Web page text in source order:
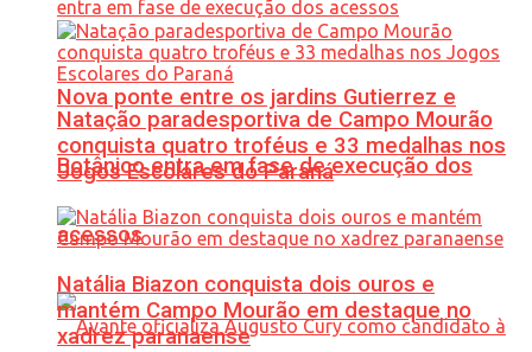
Nova ponte entre os jardins Gutierrez e
Botânico entra em fase de execução dos
acessos
Natação paradesportiva de Campo Mourão
conquista quatro troféus e 33 medalhas nos
Jogos Escolares do Paraná
Natália Biazon conquista dois ouros e
mantém Campo Mourão em destaque no
xadrez paranaense